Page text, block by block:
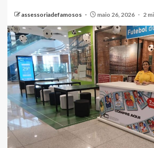
assessoriadefamosos maio 26, 2026 2